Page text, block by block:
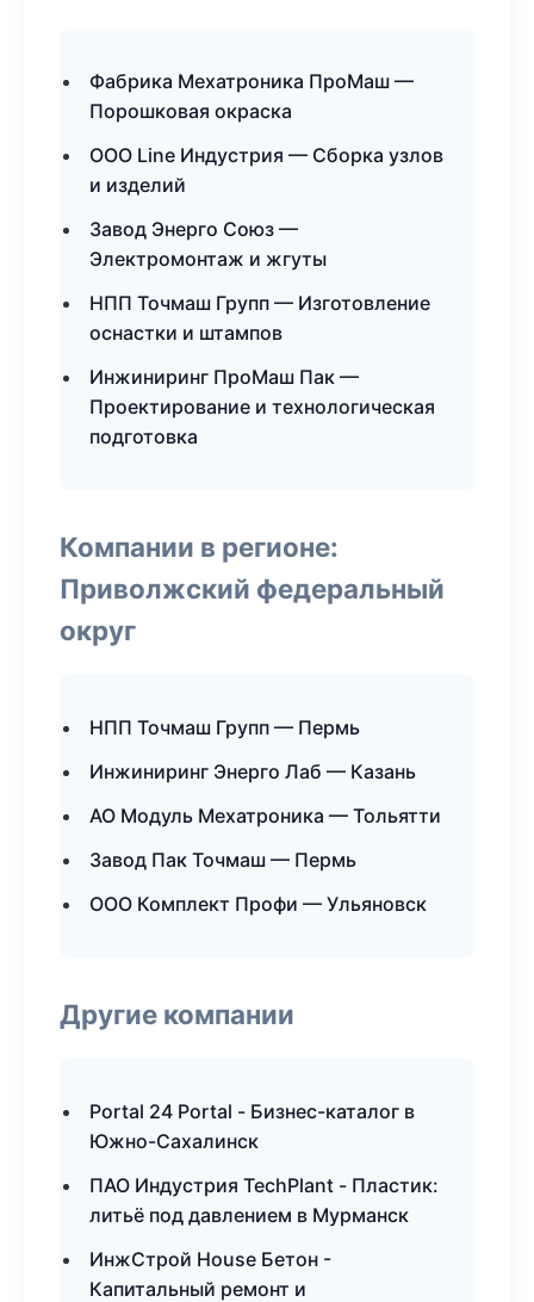
Фабрика Мехатроника ПроМаш —
Порошковая окраска
ООО Line Индустрия — Сборка узлов
и изделий
Завод Энерго Союз —
Электромонтаж и жгуты
НПП Точмаш Групп — Изготовление
оснастки и штампов
Инжиниринг ПроМаш Пак —
Проектирование и технологическая
подготовка
Компании в регионе:
Приволжский федеральный
округ
НПП Точмаш Групп — Пермь
Инжиниринг Энерго Лаб — Казань
АО Модуль Мехатроника — Тольятти
Завод Пак Точмаш — Пермь
ООО Комплект Профи — Ульяновск
Другие компании
Portal 24 Portal - Бизнес-каталог в
Южно-Сахалинск
ПАО Индустрия TechPlant - Пластик:
литьё под давлением в Мурманск
ИнжСтрой House Бетон -
Капитальный ремонт и